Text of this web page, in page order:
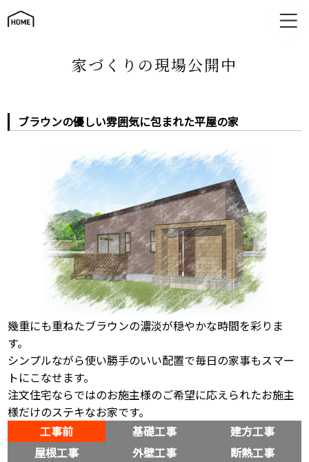
ブラウンの優しい雰囲気に包まれた平屋の家
家づくりの現場公開中
ブラウンの優しい雰囲気に包まれた平屋の家
幾重にも重ねたブラウンの濃淡が穏やかな時間を彩りま
す。
シンプルながら使い勝手のいい配置で毎日の家事もスマー
トにこなせます。
注文住宅ならではのお施主様のご希望に応えられたお施主
様だけのステキなお家です。
工事前
基礎工事
建方工事
屋根工事
外壁工事
断熱工事